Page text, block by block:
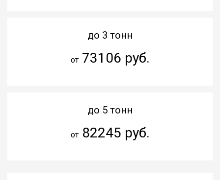
до 3 тонн
от73106 руб.
до 5 тонн
от82245 руб.